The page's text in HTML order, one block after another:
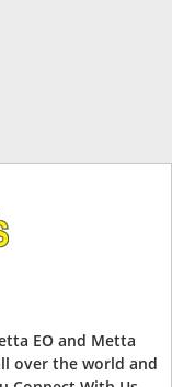
EO and Metta
over the world and